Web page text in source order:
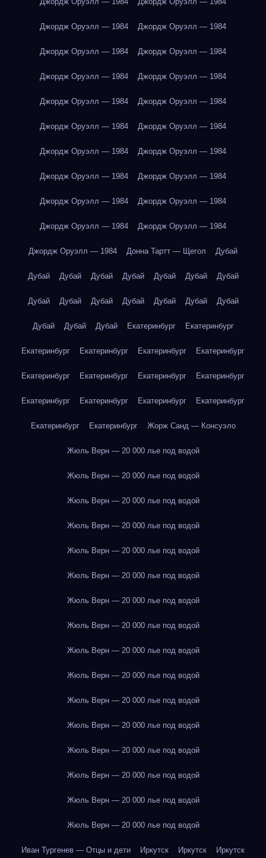
Джордж Оруэлл — 1984 Джордж Оруэлл — 1984
Джордж Оруэлл — 1984 Джордж Оруэлл — 1984
Джордж Оруэлл — 1984 Джордж Оруэлл — 1984
Джордж Оруэлл — 1984 Джордж Оруэлл — 1984
Джордж Оруэлл — 1984 Джордж Оруэлл — 1984
Джордж Оруэлл — 1984 Джордж Оруэлл — 1984
Джордж Оруэлл — 1984 Джордж Оруэлл — 1984
Джордж Оруэлл — 1984 Джордж Оруэлл — 1984
Джордж Оруэлл — 1984 Джордж Оруэлл — 1984
Джордж Оруэлл — 1984 Донна Тартт — Щегол Дубай
Дубай Дубай Дубай Дубай Дубай Дубай Дубай
Дубай Дубай Дубай Дубай Дубай Дубай Дубай
Дубай Дубай Дубай Екатеринбург Екатеринбург
Екатеринбург Екатеринбург Екатеринбург Екатеринбург
Екатеринбург Екатеринбург Екатеринбург Екатеринбург
Екатеринбург Екатеринбург Екатеринбург Екатеринбург
Екатеринбург Екатеринбург Жорж Санд — Консуэло
Жюль Верн — 20 000 лье под водой
Жюль Верн — 20 000 лье под водой
Жюль Верн — 20 000 лье под водой
Жюль Верн — 20 000 лье под водой
Жюль Верн — 20 000 лье под водой
Жюль Верн — 20 000 лье под водой
Жюль Верн — 20 000 лье под водой
Жюль Верн — 20 000 лье под водой
Жюль Верн — 20 000 лье под водой
Жюль Верн — 20 000 лье под водой
Жюль Верн — 20 000 лье под водой
Жюль Верн — 20 000 лье под водой
Жюль Верн — 20 000 лье под водой
Жюль Верн — 20 000 лье под водой
Жюль Верн — 20 000 лье под водой
Жюль Верн — 20 000 лье под водой
Иван Тургенев — Отцы и дети Иркутск Иркутск Иркутск